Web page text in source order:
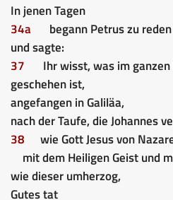
In jenen Tagen
34a
begann Petrus zu reden
und sagte:
37
Ihr wisst, was im ganzen
geschehen ist,
angefangen in Galiläa,
nach der Taufe, die Johannes
38
wie Gott Jesus von
mit dem Heiligen Geist und
wie dieser umherzog,
Gutes tat